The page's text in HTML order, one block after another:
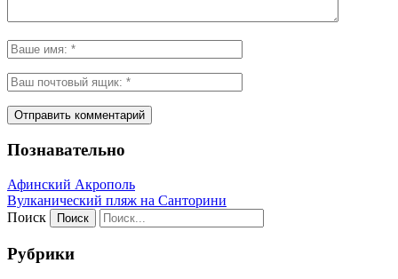
Познавательно
Афинский Акрополь
Вулканический пляж на Санторини
Поиск
Рубрики